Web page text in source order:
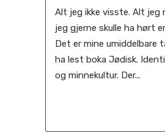
Alt jeg ikke visste. Alt jeg
jeg gjerne skulle ha hørt
Det er mine umiddelbare
ha lest boka Jødisk.
og minnekultur. Der...